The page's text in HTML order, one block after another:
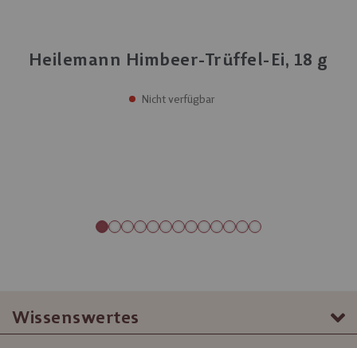
Heilemann Himbeer-Trüffel-Ei, 18 g
Nicht verfügbar
Wissenswertes